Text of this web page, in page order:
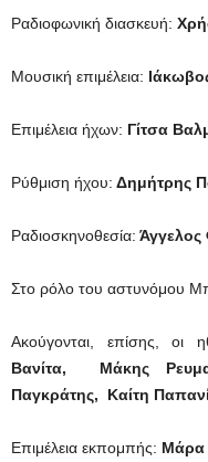
Ραδιοφωνική διασκευή:
Μουσική επιμέλεια:
Επιμέλεια ήχων: Γίτσα
Ρύθμιση ήχου: Δημήτρης
Ραδιοσκηνοθεσία: Άγγελος
Στο ρόλο του αστυνόμου
Ακούγονται, επίσης, οι
Βανίτα, Μάκης
Παγκράτης, Καίτη
Επιμέλεια εκπομπής: Μάρα